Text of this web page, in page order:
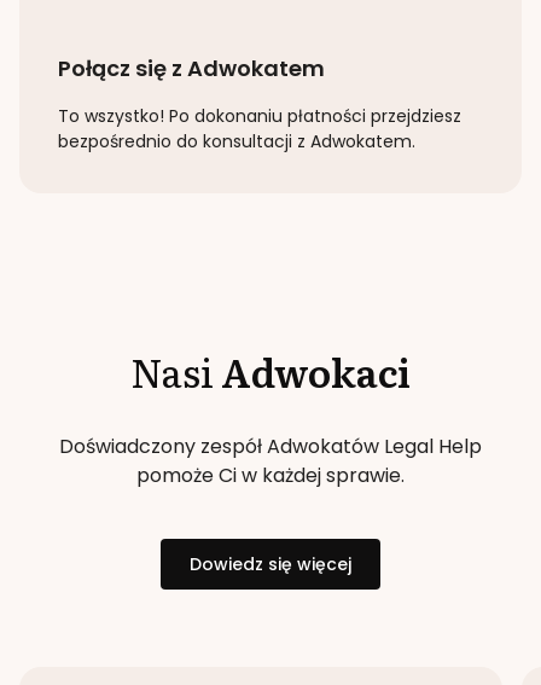
Połącz się z Adwokatem
To wszystko! Po dokonaniu płatności przejdziesz
bezpośrednio do konsultacji z Adwokatem.
NasiAdwokaci
Doświadczony zespół Adwokatów Legal Help
pomoże Ci w każdej sprawie.
Dowiedz się więcej